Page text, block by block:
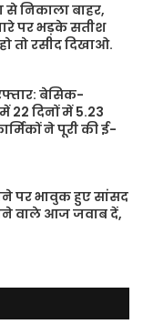
से निकाला बाहर,
पर भड़के सतीश
तो रसीद दिखाओ.
बेसिक-
22 दिनों में 5.23
ने पूरी की ई-
पर भावुक हुए सांसद
वाले आज जवाब दें,